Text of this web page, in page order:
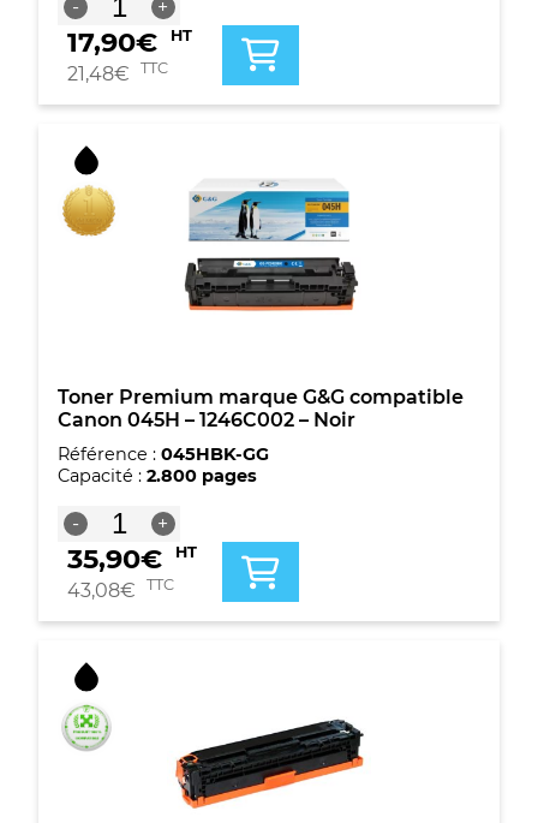
-
de
Toner
compatible
045H
1245C002
-
Cyan
+
17,90€ HT
21,48€ TTC
Toner Premium marque G&G compatible
Canon 045H – 1246C002 – Noir
Référence : 045HBK-GG
Capacité : 2.800 pages
-
quantité
de
Toner
Premium
marque
G&G
Canon
045H
-
1246C002
+
35,90€ HT
43,08€ TTC